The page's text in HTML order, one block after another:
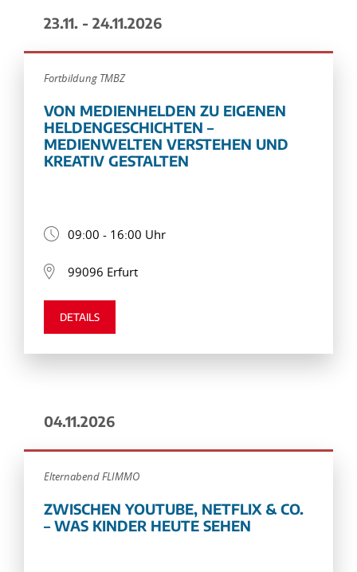
23.11. - 24.11.2026
Fortbildung TMBZ
VON MEDIENHELDEN ZU EIGENEN
HELDENGESCHICHTEN –
MEDIENWELTEN VERSTEHEN UND
KREATIV GESTALTEN
09:00 - 16:00 Uhr
99096 Erfurt
DETAILS
04.11.2026
Elternabend FLIMMO
ZWISCHEN YOUTUBE, NETFLIX & CO.
– WAS KINDER HEUTE SEHEN